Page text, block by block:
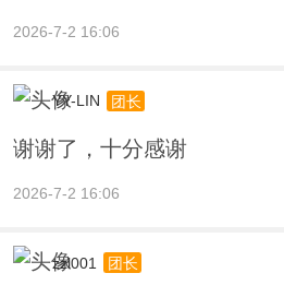
2026-7-2 16:06
YY-LIN 团长
谢谢了，十分感谢
2026-7-2 16:06
zzl001 团长